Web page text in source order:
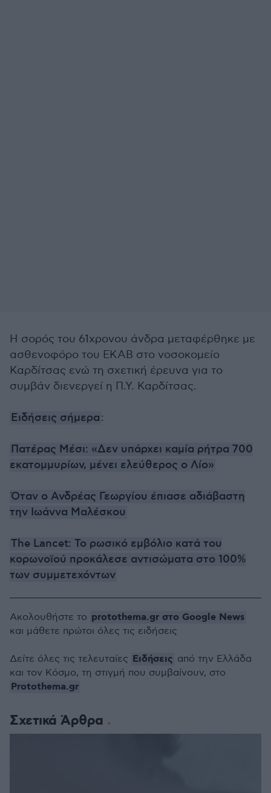
Η σορός του 61χρονου άνδρα μεταφέρθηκε με
ασθενοφόρο του ΕΚΑΒ στο νοσοκομείο
Καρδίτσας ενώ τη σχετική έρευνα για το
συμβάν διενεργεί η Π.Υ. Καρδίτσας.
Ειδήσεις σήμερα:
Πατέρας Μέσι: «Δεν υπάρχει καμία ρήτρα 700
εκατομμυρίων, μένει ελεύθερος ο Λίο»
Όταν ο Ανδρέας Γεωργίου έπιασε αδιάβαστη
την Ιωάννα Μαλέσκου
The Lancet: Το ρωσικό εμβόλιο κατά του
κορωνοϊού προκάλεσε αντισώματα στο 100%
των συμμετεχόντων
Σχετικά Άρθρα
Ακολουθήστε το protothema.gr στο Google News
και μάθετε πρώτοι όλες τις ειδήσεις
Δείτε όλες τις τελευταίες Ειδήσεις από την Ελλάδα
και τον Κόσμο, τη στιγμή που συμβαίνουν, στο
Protothema.gr